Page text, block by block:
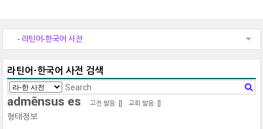
- 라틴어-한국어 사전
라틴어-한국어 사전 검색
admēnsus es 고전 발음: [] 교회 발음: []
형태정보